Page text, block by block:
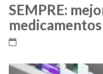
SEMPRE:
medicamentos